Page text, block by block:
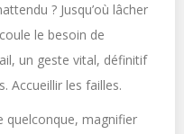
? Jusqu’où lâcher
le besoin de
un geste vital, définitif
Accueillir les failles.
quelconque, magnifier